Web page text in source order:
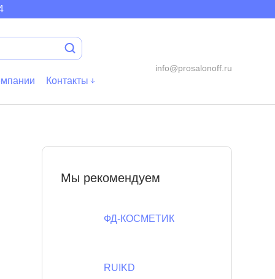
Контакты
info@prosalonoff.ru
Мы рекомендуем
ФД-КОСМЕТИК
RUIKD